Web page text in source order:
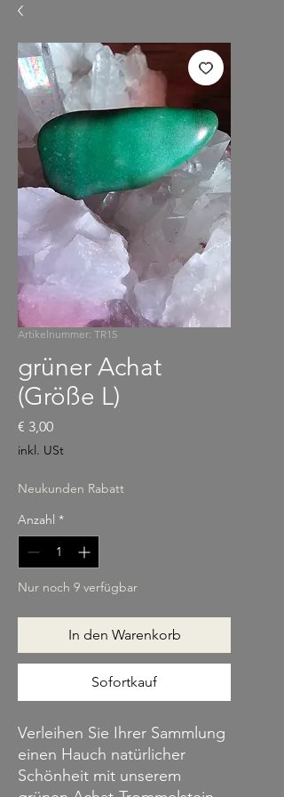
Artikelnummer: TR15
grüner Achat
(Größe L)
€ 3,00Preis
inkl. USt
Neukunden Rabatt
Anzahl *
Nur noch 9 verfügbar
In den Warenkorb
Sofortkauf
Verleihen Sie Ihrer Sammlung
einen Hauch natürlicher
Schönheit mit unserem